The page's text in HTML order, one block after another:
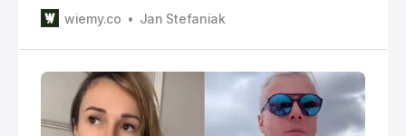
zostawiła na królu latino suchej nitki. Wokalistka
swój wywód, a przy okazji przypomniała mu, czym
powinien się zajmować. Skolim odpala się przy grillu
Iskrą do całej
wiemy.co Jan Stefaniak